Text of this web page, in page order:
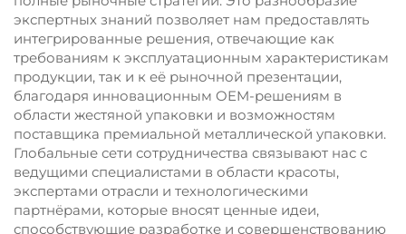
экспертных знаний позволяет нам предоставлять
интегрированные решения, отвечающие как
требованиям к эксплуатационным характеристикам
продукции, так и к её рыночной презентации,
благодаря инновационным OEM-решениям в
области жестяной упаковки и возможностям
поставщика премиальной металлической упаковки.
Глобальные сети сотрудничества связывают нас с
ведущими специалистами в области красоты,
экспертами отрасли и технологическими
партнёрами, которые вносят ценные идеи,
способствующие разработке и совершенствованию